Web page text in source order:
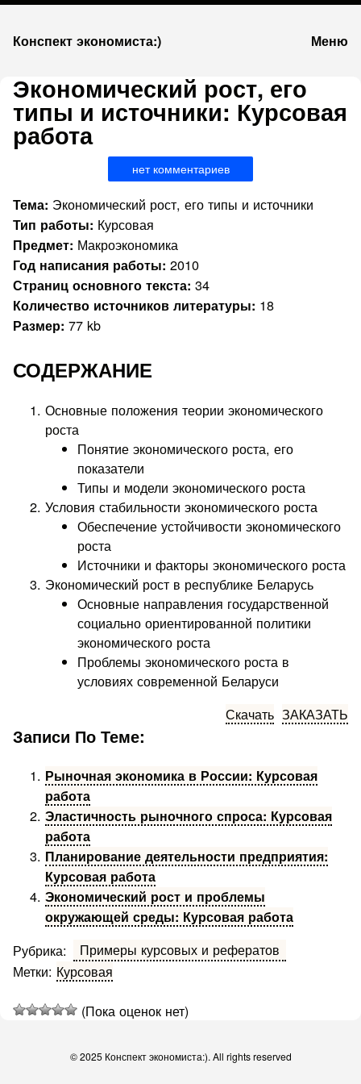
Конспект экономиста:) Меню
Экономический рост, его
типы и источники: Курсовая
работа
нет комментариев
Тема: Экономический рост, его типы и источники
Тип работы: Курсовая
Предмет: Макроэкономика
Год написания работы: 2010
Страниц основного текста:34
Количество источников литературы: 18
Размер: 77 kb
СОДЕРЖАНИЕ
Основные положения теории экономического
роста
Понятие экономического роста, его
показатели
Типы и модели экономического роста
Условия стабильности экономического роста
Обеспечение устойчивости экономического
роста
Источники и факторы экономического роста
Экономический рост в республике Беларусь
Основные направления государственной
социально ориентированной политики
экономического роста
Проблемы экономического роста в
условиях современной Беларуси
ЗАКАЗАТЬ
Скачать
Записи По Теме:
Рыночная экономика в России: Курсовая
работа
Эластичность рыночного спроса: Курсовая
работа
Планирование деятельности предприятия:
Курсовая работа
Экономический рост и проблемы
окружающей среды: Курсовая работа
Рубрика:
Примеры курсовых и рефератов
Метки: Курсовая
(Пока оценок нет)
© 2025 Конспект экономиста:). All rights reserved